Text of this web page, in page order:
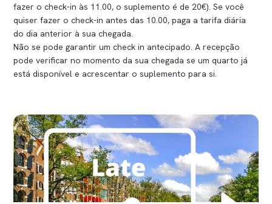
fazer o check-in às 11.00, o suplemento é de 20€). Se você
quiser fazer o check-in antes das 10.00, paga a tarifa diária
do dia anterior à sua chegada.
Não se pode garantir um check in antecipado. A recepção
pode verificar no momento da sua chegada se um quarto já
está disponível e acrescentar o suplemento para si.